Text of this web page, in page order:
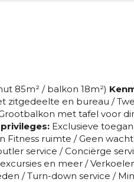
85m² / balkon 18m²)
zitgedeelte en bureau /
met tafel voor
privileges:Exclusieve
ruimte / Geen
service / Conciërge
en meer /
/ Turn-down service /